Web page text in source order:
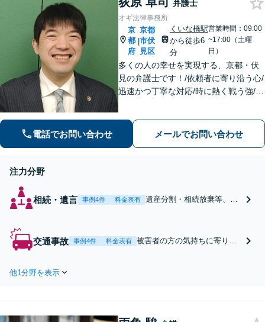
迅速にご対応します。
歩1分】
弁護士
オギ法律事務所
京
都
府
|
京都
市伏
見区
くいな橋駅
から徒歩6
分
営業時間：09:00
~17:00（土曜
日）
多くの人の幸せを実現する、京都・伏
見の弁護士です！/依頼者に寄り沿う心/
迅速かつ丁寧な対応/時に熱く戦う強/解
電話でお問い合わせ メールでお問い合わせ
注力分野
相続・遺言 事例4件 料金表有
遺産分割・相続放棄等、
決を目指します。
交通事故 事例4件 料金表有
被害者の方の気持ちに寄り添
他1分野を表示